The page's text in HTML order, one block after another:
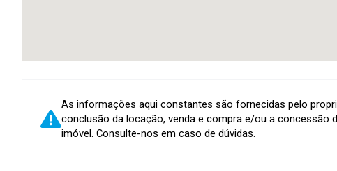
As informações aqui constantes são fornecidas pelo
conclusão da locação, venda e compra e/ou a concessão
imóvel. Consulte-nos em caso de dúvidas.